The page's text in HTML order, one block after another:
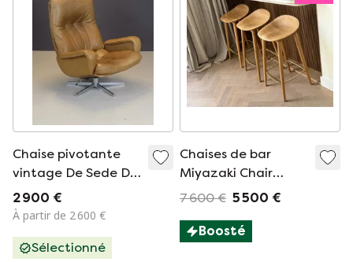
Chaise pivotante
vintage De Sede DS
231
2 900 €
À partir de 2 600 €
Sélectionné
Chaises de bar
Miyazaki Chair
Factory 3
7 600 € 5 500 €
Boosté